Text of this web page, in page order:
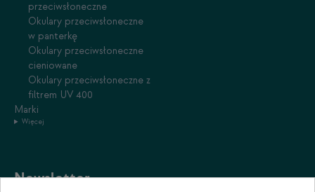
przeciwsłoneczne
Okulary przeciwsłoneczne
w panterkę
Okulary przeciwsłoneczne
cieniowane
Okulary przeciwsłoneczne z
filtrem UV 400
Marki
Więcej
Newsletter